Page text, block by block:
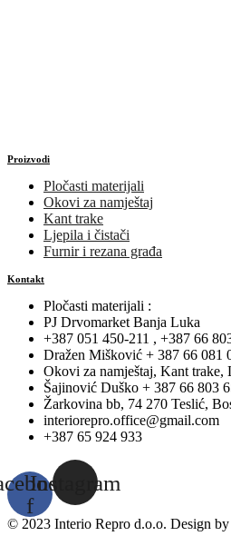
Proizvodi
Pločasti materijali
Okovi za namještaj
Kant trake
Ljepila i čistači
Furnir i rezana građa
Kontakt
Pločasti materijali :
PJ Drvomarket Banja Luka
+387 051 450-211 , +387 66
Dražen Mišković + 387 66 081
Okovi za namještaj, Kant trake,
Šajinović Duško + 387 66 803
Žarkovina bb, 74 270 Teslić,
interiorepro.office@gmail.com
+387 65 924 933
f
Instagram
© 2023 Interio Repro d.o.o. Design